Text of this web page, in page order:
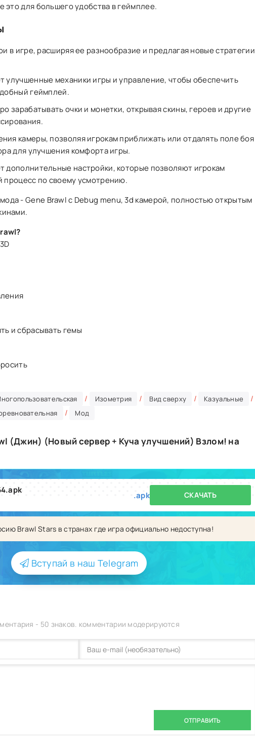
это для большего удобства в геймплее.
в игре, расширяя ее разнообразие и предлагая новые стратегии
улучшенные механики игры и управление, чтобы обеспечить
геймплей.
зарабатывать очки и монетки, открывая скины, героев и другие
камеры, позволяя игрокам приближать или отдалять поле боя
для улучшения комфорта игры.
дополнительные настройки, которые позволяют игрокам
процесс по своему усмотрению.
- Gene Brawl с Debug menu, 3d камерой, полностью открытым
и сбрасывать гемы
/ Изометрия / Вид сверху / Казуальные /
/ Мод
(Джин) (Новый сервер + Куча улучшений) Взлом! на
.apk СКАЧАТЬ
Brawl Stars в странах где игра официально недоступна!
Вступай в наш Telegram
- 50 знаков. комментарии модерируются
ОТПРАВИТЬ